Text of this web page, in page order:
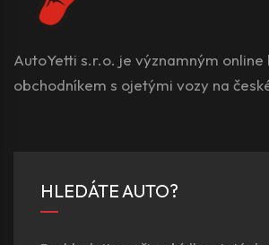
AutoYetti s.r.o. je významným
obchodníkem s ojetými vozy na
HLEDÁTE AUTO?